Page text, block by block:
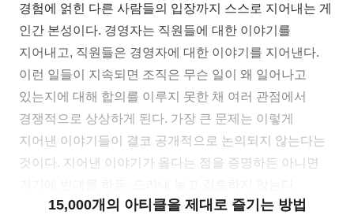
경험에 얽힌 다른 사람들의 입장까지 스스로 지어내는 게
인간 본성이다. 경영자는 직원들에 대한 이야기를
지어내고, 직원들은 경영자에 대한 이야기를 지어낸다.
이런 일들이 지속되면 조직은 무슨 일이 왜 일어나고
있는지에 대해 합의를 이루지 못한 채 여러 관점에서
경쟁적으로 상상하게 된다. 가장 큰 문제는 이렇게
지어낸 이야기들이 결코 공개적으로 논의되지 않는다는
것이다. 지어낸 이야기가 옳다는 점을 증명하든 아니면
15,000개의 아티클을 제대로 즐기는 방법